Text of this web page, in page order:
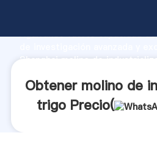
Agarrando fuerte capacidad
Shanghai molino de
Obtener molino de
trigo Precio(